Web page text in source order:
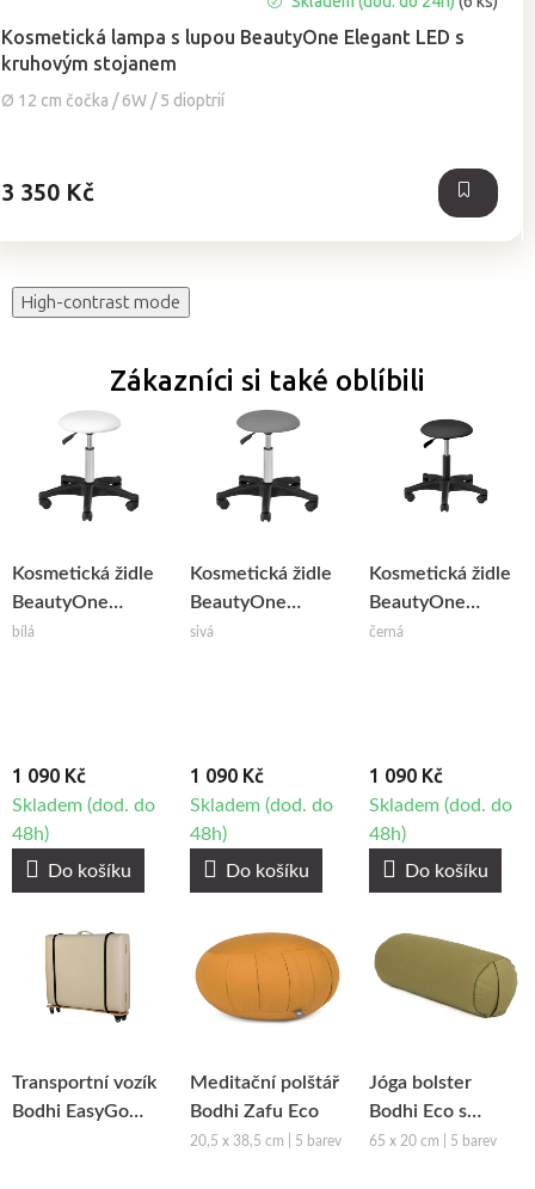
Kosmetická lampa s lupou BeautyOne Elegant LED s
kruhovým stojanem
Ø 12 cm čočka / 6W / 5 dioptrií
hodnocení
produktu
je
5,0
3 350 Kč
High-contrast mode
Zákazníci si také oblíbili
Kosmetická židle
BeautyOne
Classic
bílá
1 090 Kč
Skladem (dod. do
48h)
Do košíku
Kosmetická židle
BeautyOne
Classic Grey
sivá
1 090 Kč
Skladem (dod. do
48h)
Do košíku
Kosmetická židle
BeautyOne
Classic Black
černá
1 090 Kč
Skladem (dod. do
48h)
Do košíku
Transportní vozík
Bodhi EasyGo
Meditační polštář
Bodhi Zafu Eco
20,5 x 38,5 cm | 5 barev
Jóga bolster
Bodhi Eco s
potahem
65 x 20 cm | 5 barev